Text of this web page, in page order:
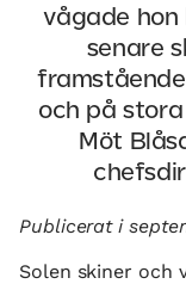
vågade
senare
framstående
och på
Möt
Publicerat i
Solen skiner och